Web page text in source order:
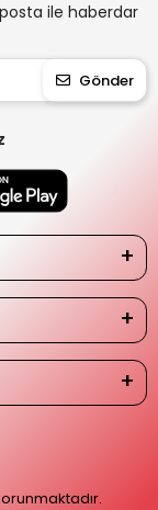
ile haberdar
Gönder